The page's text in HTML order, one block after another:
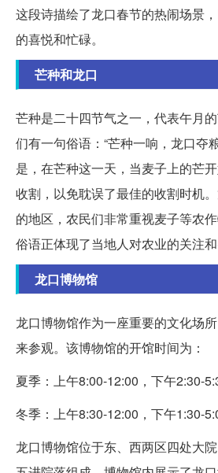
这段诗描绘了龙口春节的热闹场景
的喜悦和忙碌。
芒种和龙口
芒种是二十四节气之一，代表午月
们有一句俗语：“芒种一响，龙口夺
是，在芒种这一天，当麦子上的芒
收割，以免耽误了最佳的收割时机
的地区，农民们非常重视麦子等农
俗语正体现了当地人对农业的关注和
龙口博物馆
龙口博物馆作为一座重要的文化场
来参观。该博物馆的开馆时间为：
夏季：上午8:00-12:00，下午2:30-
冬季：上午8:30-12:00，下午1:30-
龙口博物馆位于东、西两区四处大